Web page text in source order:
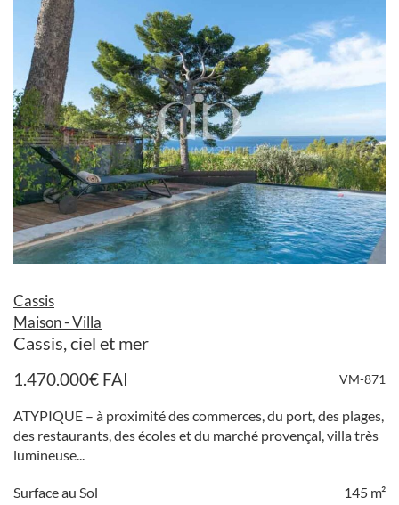
Cassis
Maison - Villa
Cassis, ciel et mer
1.470.000€ FAI VM-871
ATYPIQUE – à proximité des commerces, du port, des plages,
des restaurants, des écoles et du marché provençal, villa très
lumineuse...
Surface au Sol 145 m²